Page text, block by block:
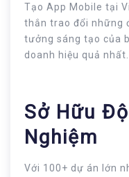
Tạo App Mobile tại
thắn trao đổi những
tưởng sáng tạo của
doanh hiệu quả nhất.
Sở Hữu
Nghiệm
Với 100+ dự án lớn